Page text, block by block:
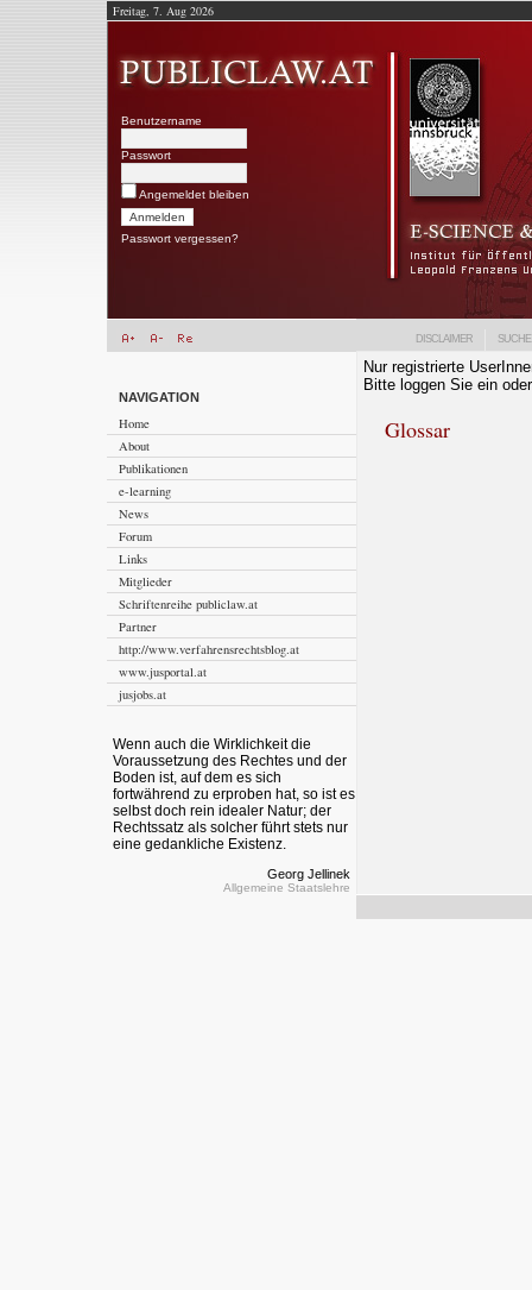
Freitag, 7. Aug 2026
Benutzername
Passwort
Angemeldet bleiben
Passwort vergessen?
DISCLAIMER SUCHE
NAVIGATION
Home
About
Publikationen
e-learning
News
Forum
Links
Mitglieder
Schriftenreihe publiclaw.at
Partner
http://www.verfahrensrechtsblog.at
www.jusportal.at
jusjobs.at
Wenn auch die Wirklichkeit die
Voraussetzung des Rechtes und der
Boden ist, auf dem es sich
fortwährend zu erproben hat, so ist es
selbst doch rein idealer Natur; der
Rechtssatz als solcher führt stets nur
eine gedankliche Existenz.
Georg Jellinek
Allgemeine Staatslehre
Nur registrierte
Bitte loggen Sie ein
Glossar